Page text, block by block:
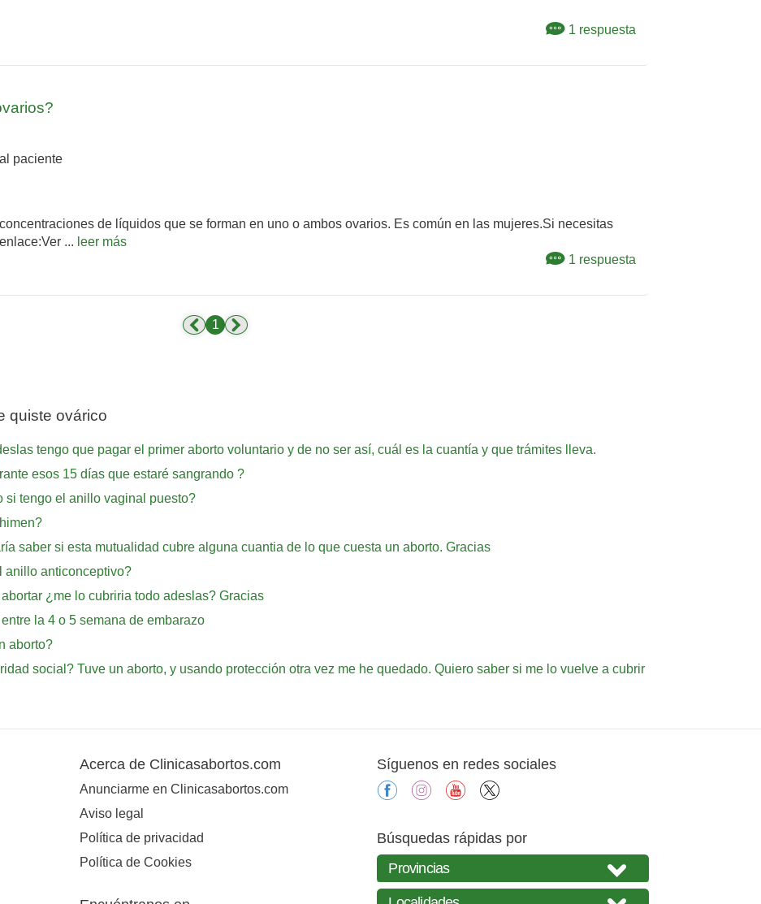
1 respuesta
paciente
de líquidos que se forman en uno o ambos ovarios. Es común en las mujeres.Si necesitas
... leer más
1 respuesta
1
quiste ovárico
tengo que pagar el primer aborto voluntario y de no ser así, cuál es la cuantía y que trámites lleva.
esos 15 días que estaré sangrando ?
si tengo el anillo vaginal puesto?
saber si esta mutualidad cubre alguna cuantia de lo que cuesta un aborto. Gracias
anillo anticonceptivo?
¿me lo cubriria todo adeslas? Gracias
la 4 o 5 semana de embarazo
aborto?
social? Tuve un aborto, y usando protección otra vez me he quedado. Quiero saber si me lo vuelve a cubrir
Acerca de Clinicasabortos.com
Anunciarme en Clinicasabortos.com
Aviso legal
Política de privacidad
Política de Cookies
Síguenos en redes sociales
facebookinstagramyoutube
Búsquedas rápidas por